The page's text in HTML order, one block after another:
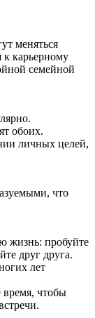
меняться
карьерному
семейной
обоих.
личных целей,
что
жизнь: пробуйте
друг друга.
лет
время, чтобы